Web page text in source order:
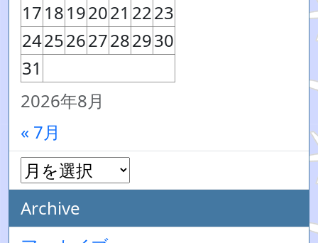
2026年8月
1718192021 2223
24252627282930
31
« 7月
Archive